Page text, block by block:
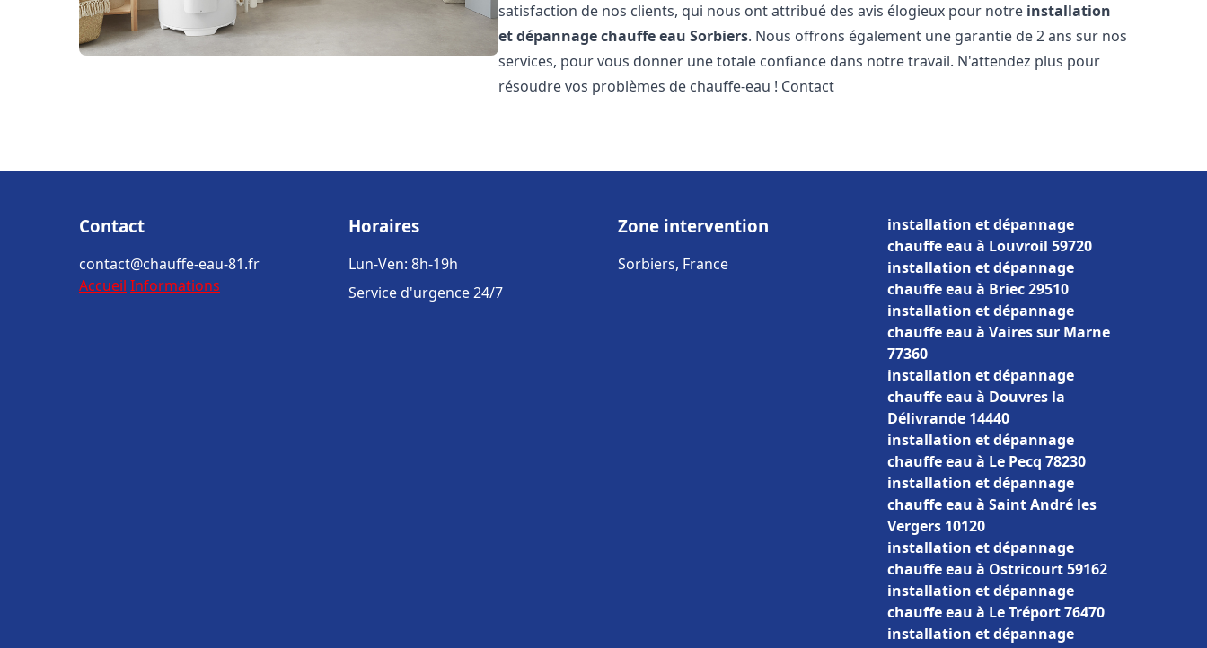
satisfaction de nos clients, qui nous ont attribué des avis élogieux pour notre installation
et dépannage chauffe eau Sorbiers. Nous offrons également une garantie de 2 ans sur nos
services, pour vous donner une totale confiance dans notre travail. N'attendez plus pour
résoudre vos problèmes de chauffe-eau ! Contact
Contact
contact@chauffe-eau-81.fr
Accueil Informations
Horaires
Lun-Ven: 8h-19h
Service d'urgence 24/7
Zone intervention
Sorbiers, France
installation et dépannage
chauffe eau à Louvroil 59720
installation et dépannage
chauffe eau à Briec 29510
installation et dépannage
chauffe eau à Vaires sur Marne
77360
installation et dépannage
chauffe eau à Douvres la
Délivrande 14440
installation et dépannage
chauffe eau à Le Pecq 78230
installation et dépannage
chauffe eau à Saint André les
Vergers 10120
installation et dépannage
chauffe eau à Ostricourt 59162
installation et dépannage
chauffe eau à Le Tréport 76470
installation et dépannage